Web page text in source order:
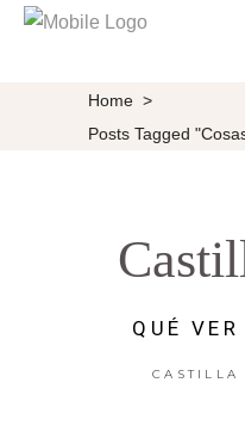
Home >
Posts Tagged
QUÉ
CASTILLA